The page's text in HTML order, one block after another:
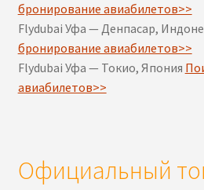
бронирование авиабилетов>>
Flydubai Уфа — Денпасар,
бронирование авиабилетов>>
Flydubai Уфа — Токио, Япония
авиабилетов>>
Официальный